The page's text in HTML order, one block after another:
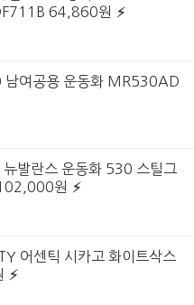
64,860원
남여공용 운동화 MR530AD
발란스 운동화 530 스틸그
원
어센틱 시카고 화이트삭스